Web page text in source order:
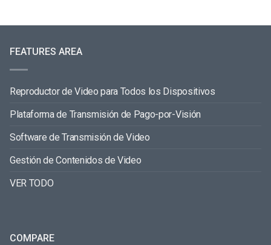
FEATURES AREA
Reproductor de Video para Todos los Dispositivos
Plataforma de Transmisión de Pago-por-Visión
Software de Transmisión de Video
Gestión de Contenidos de Video
VER TODO
COMPARE